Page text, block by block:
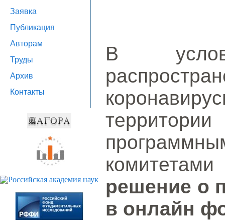
Заявка
Публикация
Авторам
Труды
Архив
Контакты
В
решение о
в онлайн